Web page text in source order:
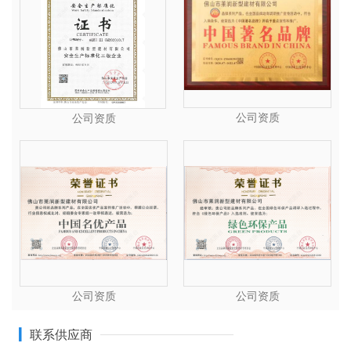
公司资质 公司资质
公司资质 公司资质
联系供应商